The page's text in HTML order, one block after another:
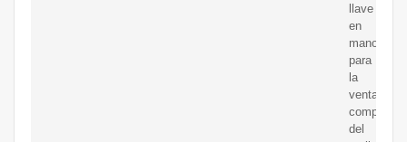
llave
en
mano
para
la
venta
completa
del